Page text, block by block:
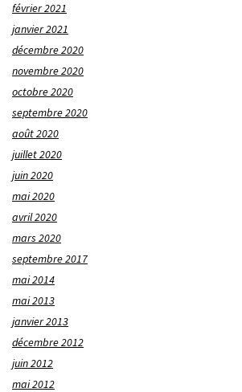
février 2021
janvier 2021
décembre 2020
novembre 2020
octobre 2020
septembre 2020
août 2020
juillet 2020
juin 2020
mai 2020
avril 2020
mars 2020
septembre 2017
mai 2014
mai 2013
janvier 2013
décembre 2012
juin 2012
mai 2012